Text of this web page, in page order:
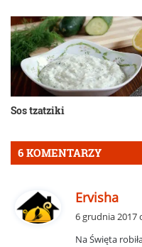
Sos tzatziki
6 KOMENTARZY
Ervisha
z
6 grudnia 2017
Na Święta